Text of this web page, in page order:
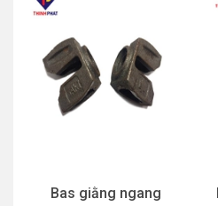
Bas giằng ngang